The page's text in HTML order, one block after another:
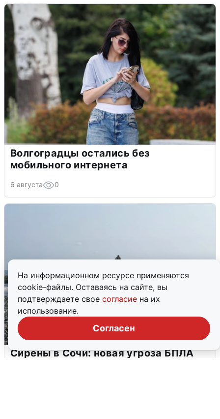
На информационном ресурсе применяются
cookie-файлы. Оставаясь на сайте, вы
подтверждаете свое согласие на их
использование.
Согласен
Волгоградцы остались без
мобильного интернета
6 августа 0
Сирены в Сочи: новая угроза БПЛА